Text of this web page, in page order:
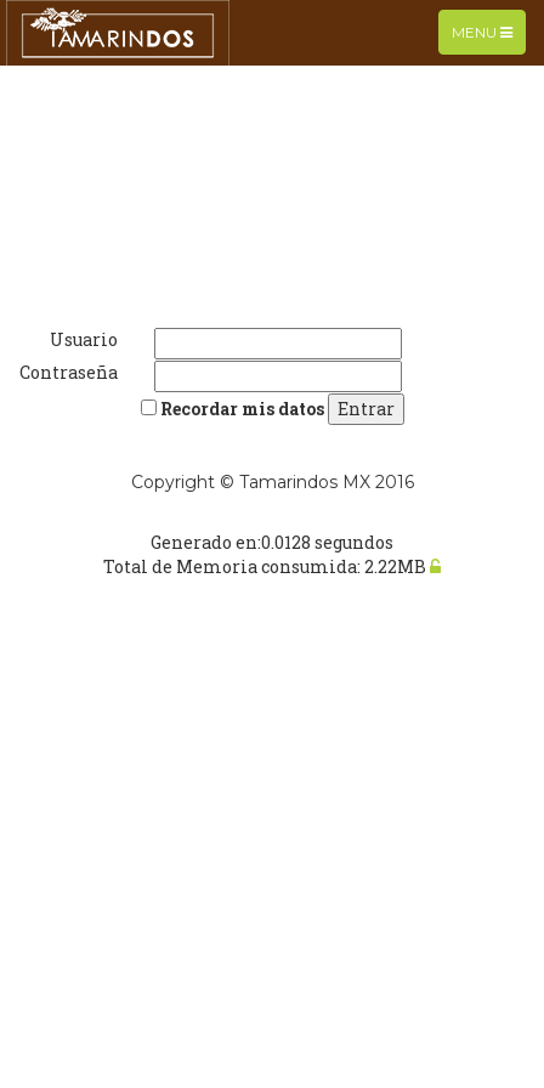
TOGGLE
NAVIGATION
MENU
Usuario
Contraseña
Recordar mis datos
Copyright © Tamarindos MX 2016
Generado en:0.0128 segundos
Total de Memoria consumida: 2.22MB